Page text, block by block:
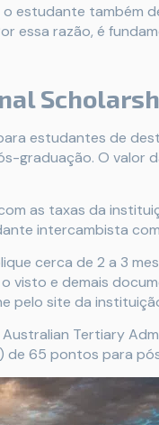
estudante também
essa razão, é
estudantes de
graduação. O valor
as taxas da
intercambista
cerca de 2 a 3
visto e demais
pelo site da
Tertiary
de 65 pontos para